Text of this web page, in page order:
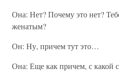
Она: Нет? Почему это нет?
женатым?
Он: Ну, причем тут это…
Она: Еще как причем, с какой